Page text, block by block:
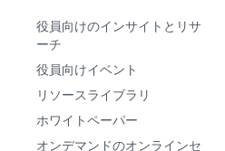
役員向けのインサイトとリサ
ーチ
役員向けイベント
リソースライブラリ
ホワイトペーパー
オンデマンドのオンラインセ